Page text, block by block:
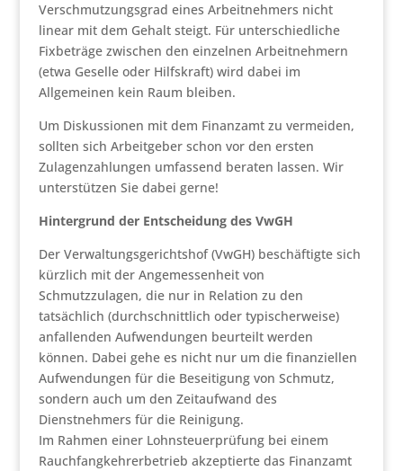
Verschmutzungsgrad eines Arbeitnehmers nicht
linear mit dem Gehalt steigt. Für unterschiedliche
Fixbeträge zwischen den einzelnen Arbeitnehmern
(etwa Geselle oder Hilfskraft) wird dabei im
Allgemeinen kein Raum bleiben.
Um Diskussionen mit dem Finanzamt zu vermeiden,
sollten sich Arbeitgeber schon vor den ersten
Zulagenzahlungen umfassend beraten lassen. Wir
unterstützen Sie dabei gerne!
Hintergrund der Entscheidung des VwGH
Der Verwaltungsgerichtshof (VwGH) beschäftigte sich
kürzlich mit der Angemessenheit von
Schmutzzulagen, die nur in Relation zu den
tatsächlich (durchschnittlich oder typischerweise)
anfallenden Aufwendungen beurteilt werden
können. Dabei gehe es nicht nur um die finanziellen
Aufwendungen für die Beseitigung von Schmutz,
sondern auch um den Zeitaufwand des
Dienstnehmers für die Reinigung.
Im Rahmen einer Lohnsteuerprüfung bei einem
Rauchfangkehrerbetrieb akzeptierte das Finanzamt